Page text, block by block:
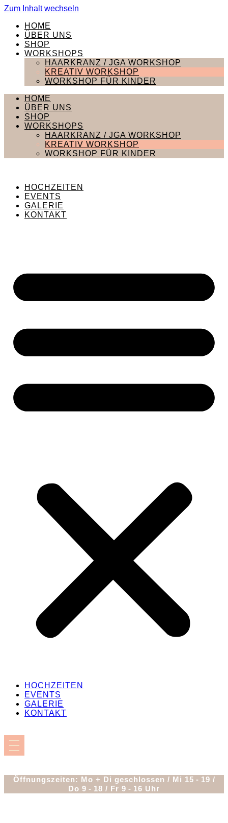
Zum Inhalt wechseln
HOME
ÜBER UNS
SHOP
WORKSHOPS
HAARKRANZ / JGA WORKSHOP
KREATIV WORKSHOP
WORKSHOP FÜR KINDER
HOME
ÜBER UNS
SHOP
WORKSHOPS
HAARKRANZ / JGA WORKSHOP
KREATIV WORKSHOP
WORKSHOP FÜR KINDER
HOCHZEITEN
EVENTS
GALERIE
KONTAKT
HOCHZEITEN
EVENTS
GALERIE
KONTAKT
Öffnungszeiten: Mo + Di geschlossen / Mi 15 - 19 /
Do 9 - 18 / Fr 9 - 16 Uhr